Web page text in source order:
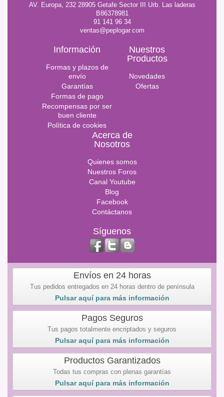
AV. Europa, 232 28905 Getafe Sector III Urb. Las laderas
B86378981
91 141 96 34
ventas@peplogar.com
Información
Formas y plazos de
envío
Garantías
Formas de pago
Recompensas por ser
buen cliente
Política de cookies
Nuestros
Productos
Novedades
Ofertas
Acerca de
Nosotros
Quienes somos
Nuestros Foros
Canal Youtube
Blog
Facebook
Contáctanos
Síguenos
Envíos en 24 horas
Tus pedidos entregados en 24 horas dentro de península
Pulsar aquí para más información
Pagos Seguros
Tus pagos totalmente encriptados y seguros
Pulsar aquí para más información
Productos Garantizados
Todas tus compras con plenas garantías
Pulsar aquí para más información